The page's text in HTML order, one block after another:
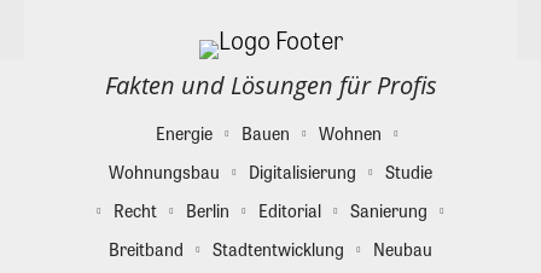
Fakten und Lösungen für Profis
Energie Bauen
Wohnen
Wohnungsbau
Digitalisierung
Studie
Recht
Berlin Editorial
Sanierung
Breitband
Stadtentwicklung
Neubau